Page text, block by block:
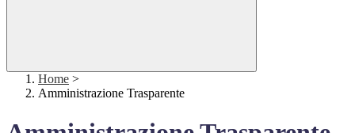
Home >
Amministrazione Trasparente